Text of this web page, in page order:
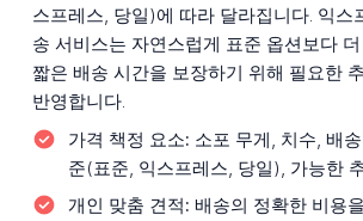
스프레스, 당일)에 따라 달라집니다. 익스
송 서비스는 자연스럽게 표준 옵션보다
짧은 배송 시간을 보장하기 위해 필요한
반영합니다.
가격 책정 요소: 소포 무게, 치수, 배
준(표준, 익스프레스, 당일), 가능한
개인 맞춤 견적: 배송의 정확한 비용